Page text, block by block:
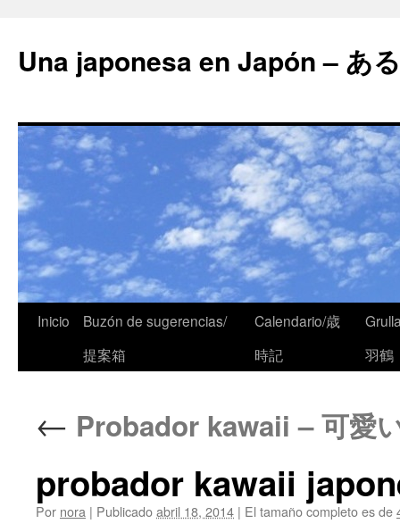
Una japonesa en Japón – あ
Inicio
Buzón de sugerencias/
提案箱
Calendario/歳
時記
羽鶴
← Probador kawaii – 可愛
probador kawaii
Por nora | Publicadoabril 18, 2014 | El tamaño completo es de